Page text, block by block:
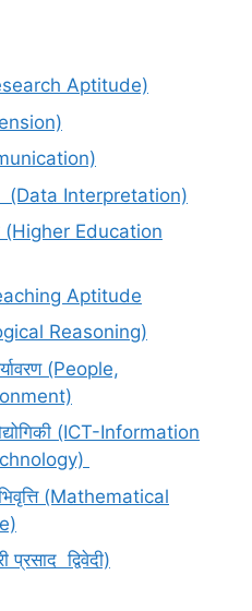
Aptitude)
(Data Interpretation)
(Higher Education
Aptitude
Reasoning)
(People,
(ICT-Information
(Mathematical
द्विवेदी)